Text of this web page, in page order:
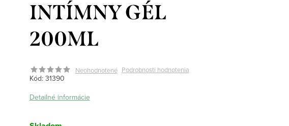
INTÍMNY GÉL
200ML
Neohodnotené Podrobnosti hodnotenia
Kód: 31390
Detailné informácie